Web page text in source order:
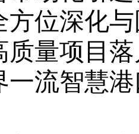
方位深化
质量项目
一流智慧